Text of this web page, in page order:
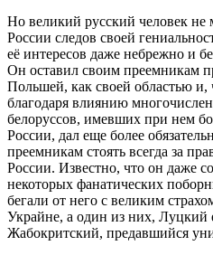
Но великий русский человек не
России следов своей
её интересов даже небрежно и
Он оставил своим преемникам
Польшей, как своей областью и,
благодаря влиянию
белоруссов, имевших при нем
России, дал еще более
преемникам стоять всегда за
России. Известно, что он даже
некоторых фанатических
бегали от него с великим
Украйне, а один из них, Луцкий
Жабокритский, предавшийся